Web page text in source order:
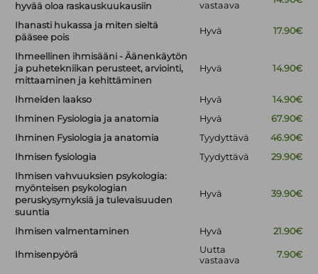
hyvää oloa raskauskuukausiin
vastaava
Ihanasti hukassa ja miten sieltä
pääsee pois
Hyvä 17.90€
Ihmeellinen ihmisääni - Äänenkäytön
ja puhetekniikan perusteet, arviointi,
mittaaminen ja kehittäminen
Hyvä 14.90€
Ihmeiden laakso Hyvä
14.90€
Ihminen Fysiologia ja anatomia
Hyvä
67.90€
Ihminen Fysiologia ja anatomia
Tyydyttävä
46.90€
Ihmisen fysiologia
Tyydyttävä
29.90€
Ihmisen vahvuuksien psykologia:
myönteisen psykologian
peruskysymyksiä ja tulevaisuuden
suuntia
Hyvä 39.90€
Ihmisen valmentaminen Hyvä 21.90€
Ihmisenpyörä
Uutta
vastaava
7.90€